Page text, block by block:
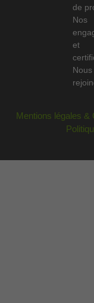
de
Nos
et
Nous
Mentions légales &